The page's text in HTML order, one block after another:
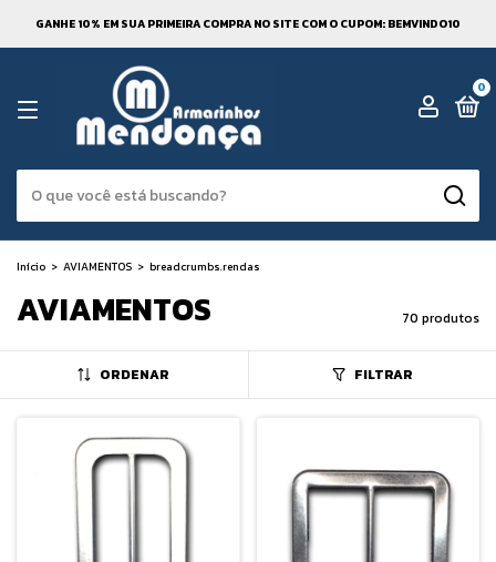
GANHE 10% EM SUA PRIMEIRA COMPRA NO SITE COM O CUPOM: BEMVINDO10
0
Início > AVIAMENTOS > breadcrumbs.rendas
AVIAMENTOS 70 produtos
ORDENAR FILTRAR